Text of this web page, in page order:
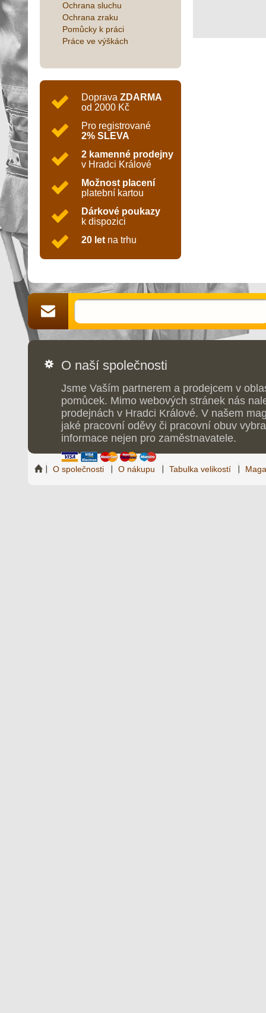
Ochrana sluchu
Ochrana zraku
Pomůcky k práci
Práce ve výškách
Doprava ZDARMA
od 2000 Kč
Pro registrované
2% SLEVA
2 kamenné prodejny
v Hradci Králové
Možnost placení
platební kartou
Dárkové poukazy
k dispozici
20 let na trhu
O naší společnosti
Jsme Vaším partnerem a prodejcem v
pomůcek. Mimo webových stránek nás
prodejnách v Hradci Králové. V našem
jaké pracovní oděvy či pracovní obuv
informace nejen pro zaměstnavatele.
O společnosti O nákupu Tabulka velikostí